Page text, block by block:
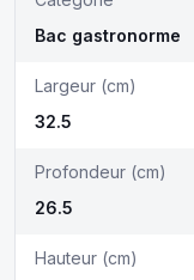
Bac gastronorme
Largeur (cm)
32.5
Profondeur (cm)
26.5
Hauteur (cm)